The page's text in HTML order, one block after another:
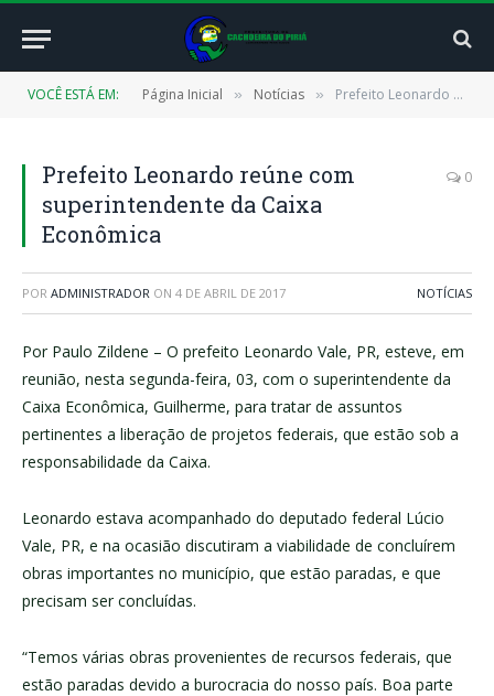
VOCÊ ESTÁ EM: Página Inicial » Notícias » Prefeito Leonardo reúne com superintendente da Caixa Econômica
Prefeito Leonardo reúne com
superintendente da Caixa
Econômica
0
POR ADMINISTRADOR ON 4 DE ABRIL DE 2017 NOTÍCIAS
Por Paulo Zildene – O prefeito Leonardo Vale, PR, esteve, em
reunião, nesta segunda-feira, 03, com o superintendente da
Caixa Econômica, Guilherme, para tratar de assuntos
pertinentes a liberação de projetos federais, que estão sob a
responsabilidade da Caixa.
Leonardo estava acompanhado do deputado federal Lúcio
Vale, PR, e na ocasião discutiram a viabilidade de concluírem
obras importantes no município, que estão paradas, e que
precisam ser concluídas.
“Temos várias obras provenientes de recursos federais, que
estão paradas devido a burocracia do nosso país. Boa parte